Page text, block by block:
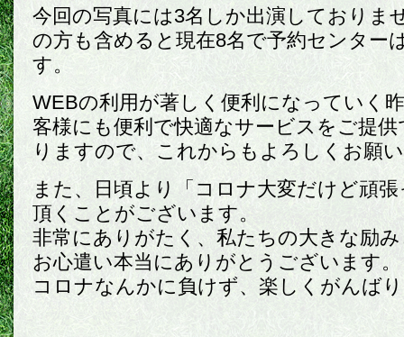
今回の写真には3名しか出演しておりま
の方も含めると現在8名で予約センター
す。
WEBの利用が著しく便利になっていく
客様にも便利で快適なサービスをご提
りますので、これからもよろしくお願
また、日頃より「コロナ大変だけど頑
頂くことがございます。
非常にありがたく、私たちの大きな励
お心遣い本当にありがとうございます。
コロナなんかに負けず、楽しくがんば